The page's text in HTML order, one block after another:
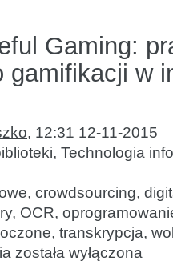
Gaming:
gamifikacji w
, 12:31 12-11-2015
, Technologia
, crowdsourcing,
, OCR,
, transkrypcja,
Projekt
Purposeful
została wyłączona